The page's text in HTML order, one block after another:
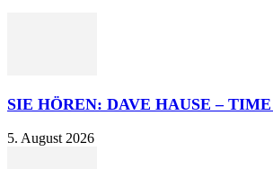
SIE HÖREN: DAVE HAUSE –
5. August 2026